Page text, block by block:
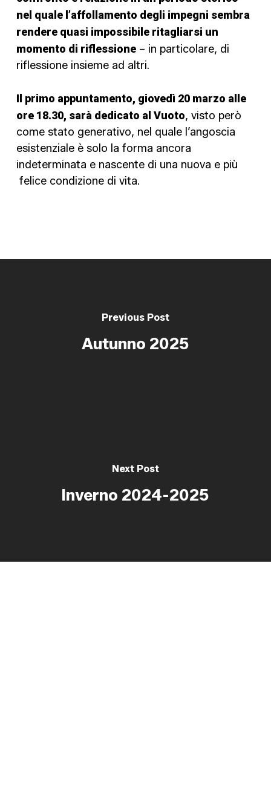
nel quale l’affollamento degli impegni sembra
rendere quasi impossibile ritagliarsi un
momento di riflessione– in particolare, di
riflessione insieme ad altri.
Il primo appuntamento, giovedì 20 marzo alle
ore 18.30, sarà dedicato al Vuoto, visto però
come stato generativo, nel quale l’angoscia
esistenziale è solo la forma ancora
indeterminata e nascente di una nuova e più
felice condizione di vita.
Previous Post
Autunno 2025
Next Post
Inverno 2024-2025